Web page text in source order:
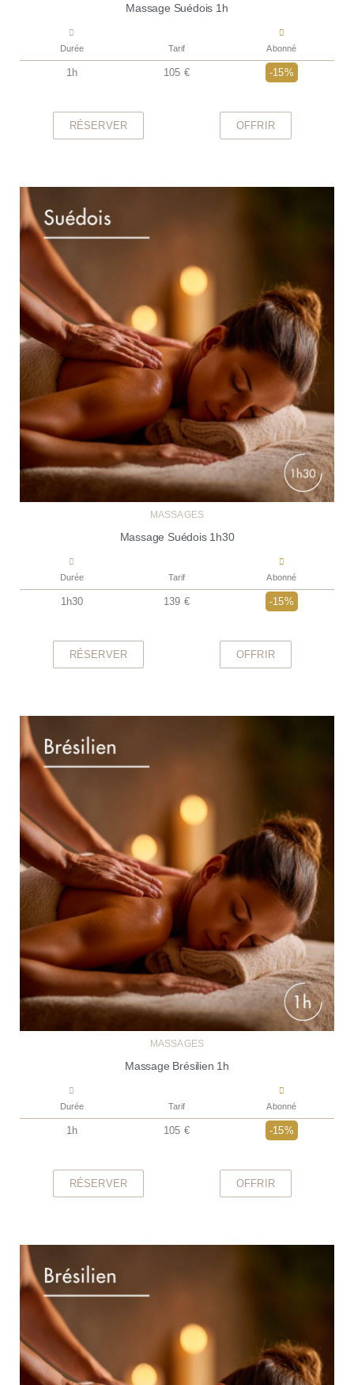
Massage Suédois 1h
Durée Tarif Abonné
1h 105 € -15%
RÉSERVER OFFRIR
MASSAGES
Massage Suédois 1h30
Durée Tarif Abonné
1h30 139 € -15%
RÉSERVER OFFRIR
MASSAGES
Massage Brésilien 1h
Durée Tarif Abonné
1h 105 € -15%
RÉSERVER OFFRIR